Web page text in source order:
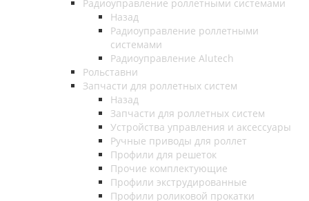
Радиоуправление роллетными системами
Назад
Радиоуправление роллетными
системами
Радиоуправление Alutech
Рольставни
Запчасти для роллетных систем
Назад
Запчасти для роллетных систем
Устройства управления и аксессуары
Ручные приводы для роллет
Профили для решеток
Прочие комплектующие
Профили экструдированные
Профили роликовой прокатки